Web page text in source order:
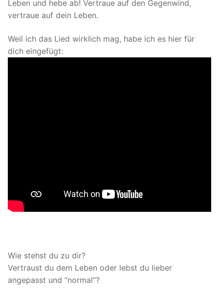
Leben und hebe ab! Vertraue auf den Gegenwind,
vertraue auf dein Leben.
Weil ich das Lied wirklich mag, habe ich es hier für
dich eingefügt:
Wie stehst du zu dir?
Vertraust du dem Leben oder lebst du lieber
angepasst und “normal”?